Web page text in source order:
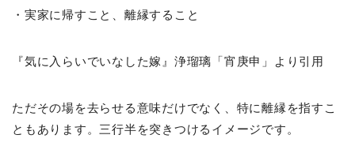
・実家に帰すこと、離縁すること
『気に入らいでいなした嫁』浄瑠璃「宵庚申」より引用
ただその場を去らせる意味だけでなく、特に離縁を指すこ
ともあります。三行半を突きつけるイメージです。